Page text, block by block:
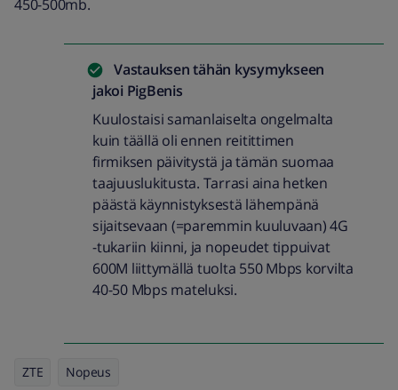
450-500mb.
Vastauksen tähän kysymykseen
jakoi PigBenis
Kuulostaisi samanlaiselta ongelmalta
kuin täällä oli ennen reitittimen
firmiksen päivitystä ja tämän suomaa
taajuuslukitusta. Tarrasi aina hetken
päästä käynnistyksestä lähempänä
sijaitsevaan (=paremmin kuuluvaan) 4G
-tukariin kiinni, ja nopeudet tippuivat
600M liittymällä tuolta 550 Mbps korvilta
40-50 Mbps mateluksi.
ZTE Nopeus